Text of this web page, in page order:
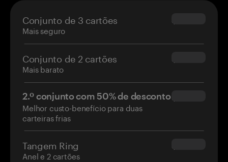
Conjunto de 3 cartões
Mais seguro
$69.90
Conjunto de 2 cartões
Mais barato
$54.90
2.º conjunto com 50% de desconto
Melhor custo-benefício para duas
carteiras frias
$34.95
Tangem Ring
Anel e 2 cartões
$160.00